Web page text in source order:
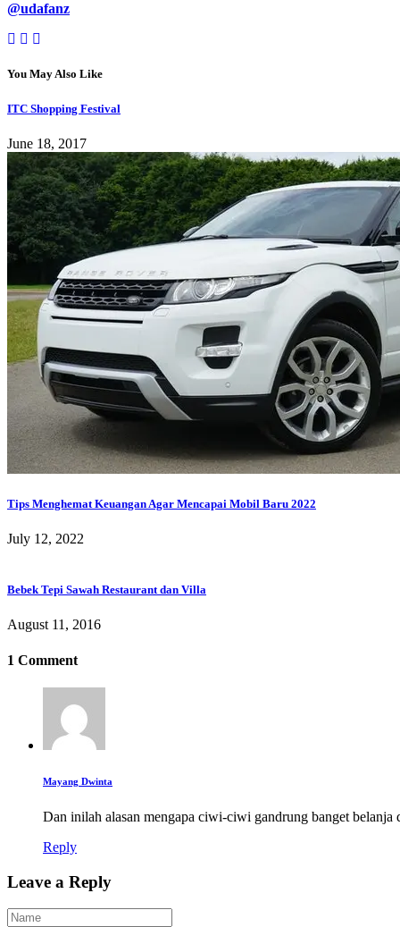
@udafanz
You May Also Like
ITC Shopping Festival
June 18, 2017
Tips Menghemat Keuangan Agar Mencapai Mobil Baru 2022
July 12, 2022
Bebek Tepi Sawah Restaurant dan Villa
August 11, 2016
1 Comment
Mayang Dwinta
Dan inilah alasan mengapa ciwi-ciwi gandrung banget belanja
Reply
Leave a Reply